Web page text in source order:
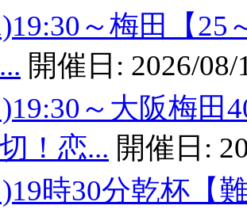
)19:30～梅田【
開催日: 2026/08/
～大阪梅
！恋... 開催日:
時30分乾杯【